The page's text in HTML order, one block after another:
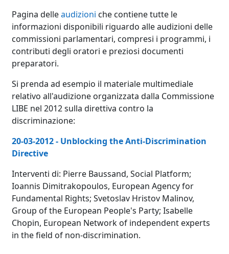
Pagina delleaudizioni che contiene tutte le
informazioni disponibili riguardo alle audizioni delle
commissioni parlamentari, compresi i programmi, i
contributi degli oratori e preziosi documenti
preparatori.
Si prenda ad esempio il materiale multimediale
relativo all'audizione organizzata dalla Commissione
LIBE nel 2012 sulla direttiva contro la
discriminazione:
20-03-2012 - Unblocking the Anti-Discrimination
Directive
Interventi di: Pierre Baussand, Social Platform;
Ioannis Dimitrakopoulos, European Agency for
Fundamental Rights; Svetoslav Hristov Malinov,
Group of the European People's Party; Isabelle
Chopin, European Network of independent experts
in the field of non-discrimination.